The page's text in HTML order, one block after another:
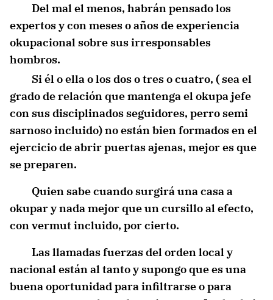
Del mal el menos, habrán pensado los
expertos y con meses o años de experiencia
okupacional sobre sus irresponsables
hombros.
Si él o ella o los dos o tres o cuatro, ( sea el
grado de relación que mantenga el okupa jefe
con sus disciplinados seguidores, perro semi
sarnoso incluido) no están bien formados en el
ejercicio de abrir puertas ajenas, mejor es que
se preparen.
Quien sabe cuando surgirá una casa a
okupar y nada mejor que un cursillo al efecto,
con vermut incluido, por cierto.
Las llamadas fuerzas del orden local y
nacional están al tanto y supongo que es una
buena oportunidad para infiltrarse o para